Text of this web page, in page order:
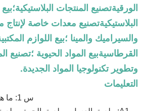
الورقيةتصنيع المنتجات
البلاستيكيةتصنيع معدات خاصة لإنتاج
والسيراميك والمينا ؛بيع اللوازم
القرطاسيةبيع المواد الحيوية ؛تصنيع
وتطوير تكنولوجيا المواد الجديدة.
التعليمات
س 1: ما هي المنتجات الرئيسية؟